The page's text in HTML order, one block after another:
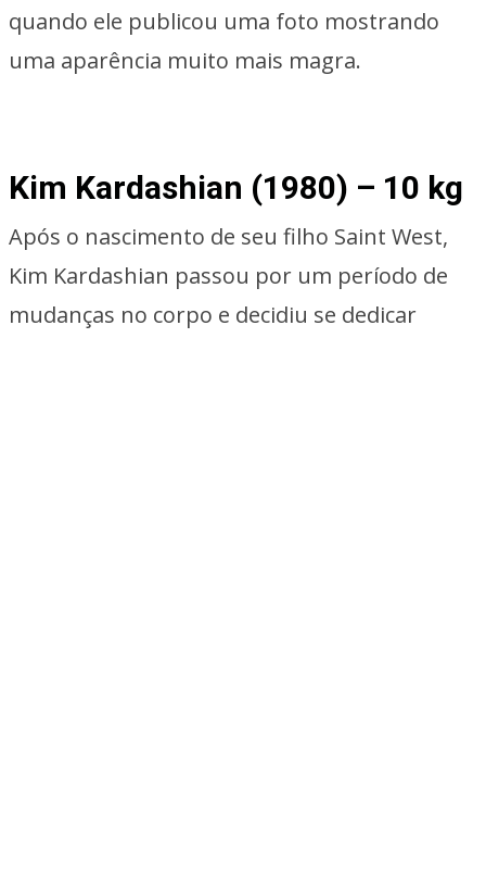
quando ele publicou uma foto mostrando
uma aparência muito mais magra.
Kim Kardashian (1980) – 10 kg
Após o nascimento de seu filho Saint West,
Kim Kardashian passou por um período de
mudanças no corpo e decidiu se dedicar